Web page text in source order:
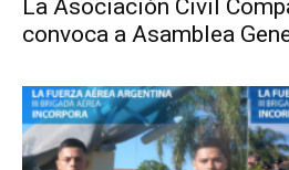
La Asociación Civil
convoca a Asamblea